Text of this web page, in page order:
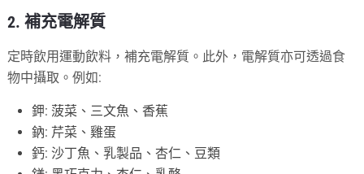
2. 補充電解質
定時飲用運動飲料，補充電解質。此外，電解質亦可透過食
物中攝取。例如:
鉀: 菠菜、三文魚、香蕉
鈉: 芹菜、雞蛋
鈣: 沙丁魚、乳製品、杏仁、豆類